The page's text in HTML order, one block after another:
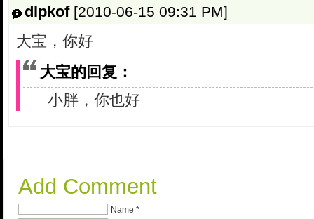
dlpkof [2010-06-15 09:31 PM]
大宝，你好
大宝的回复：
小胖，你也好
Add Comment
Name *